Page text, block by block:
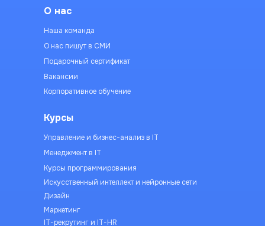
О нас
Курсы
Наша команда
Корпоративное обучение
Вакансии
Подарочный сертификат
О нас пишут в СМИ
Управление и бизнес-анализ в IT
IT-рекрутинг и IT-HR
Маркетинг
Дизайн
Искусственный интеллект и нейронные сети
Курсы программирования
Менеджмент в IT